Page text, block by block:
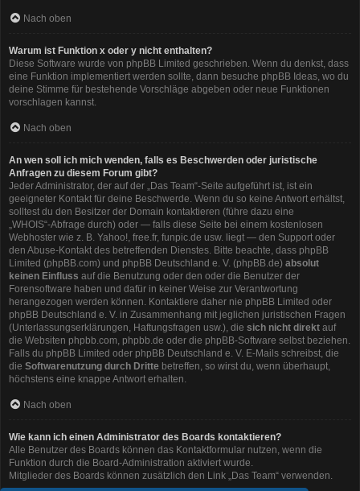
Nach oben
Warum ist Funktion x oder y nicht enthalten?
Diese Software wurde von phpBB Limited geschrieben. Wenn du denkst, dass
eine Funktion implementiert werden sollte, dann besuche phpBB Ideas, wo du
deine Stimme für bestehende Vorschläge abgeben oder neue Funktionen
vorschlagen kannst.
Nach oben
An wen soll ich mich wenden, falls es Beschwerden oder juristische
Anfragen zu diesem Forum gibt?
Jeder Administrator, der auf der „Das Team“-Seite aufgeführt ist, ist ein
geeigneter Kontakt für deine Beschwerde. Wenn du so keine Antwort erhältst,
solltest du den Besitzer der Domain kontaktieren (führe dazu eine
„WHOIS“-Abfrage durch) oder — falls diese Seite bei einem kostenlosen
Webhoster wie z. B. Yahoo!, free.fr, funpic.de usw. liegt — den Support oder
den Abuse-Kontakt des betreffenden Dienstes. Bitte beachte, dass phpBB
Limited (phpBB.com) und phpBB Deutschland e. V. (phpBB.de) absolut
keinen Einfluss auf die Benutzung oder den oder die Benutzer der
Forensoftware haben und dafür in keiner Weise zur Verantwortung
herangezogen werden können. Kontaktiere daher nie phpBB Limited oder
phpBB Deutschland e. V. in Zusammenhang mit jeglichen juristischen Fragen
(Unterlassungserklärungen, Haftungsfragen usw.), die sich nicht direkt auf
die Websiten phpbb.com, phpbb.de oder die phpBB-Software selbst beziehen.
Falls du phpBB Limited oder phpBB Deutschland e. V. E-Mails schreibst, die
die Softwarenutzung durch Dritte betreffen, so wirst du, wenn überhaupt,
höchstens eine knappe Antwort erhalten.
Nach oben
Wie kann ich einen Administrator des Boards kontaktieren?
Alle Benutzer des Boards können das Kontaktformular nutzen, wenn die
Funktion durch die Board-Administration aktiviert wurde.
Mitglieder des Boards können zusätzlich den Link „Das Team“ verwenden.